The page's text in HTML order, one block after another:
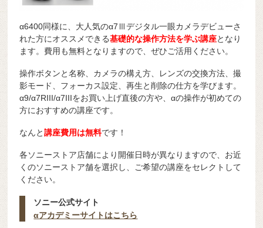
α6400同様に、大人気のα7Ⅲデジタル一眼カメラデビューさ
れた方にオススメできる基礎的な操作方法を学ぶ講座となり
ます。費用も無料となりますので、ぜひご活用ください。
操作ボタンと名称、カメラの構え方、レンズの交換方法、撮
影モード、フォーカス設定、再生と削除の仕方を学びます。
α9/α7RIII/α7IIIをお買い上げ直後の方や、αの操作が初めての
方におすすめの講座です。
なんと講座費用は無料です！
各ソニーストア店舗により開催日時が異なりますので、お近
くのソニーストア舗を選択し、ご希望の講座をセレクトして
ください。
ソニー公式サイト
αアカデミーサイトはこちら